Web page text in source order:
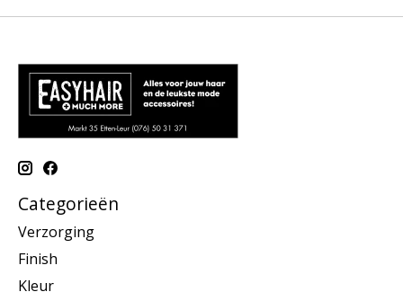
Categorieën
Verzorging
Finish
Kleur